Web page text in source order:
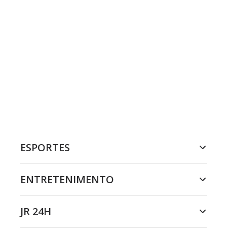
ESPORTES
ENTRETENIMENTO
JR 24H